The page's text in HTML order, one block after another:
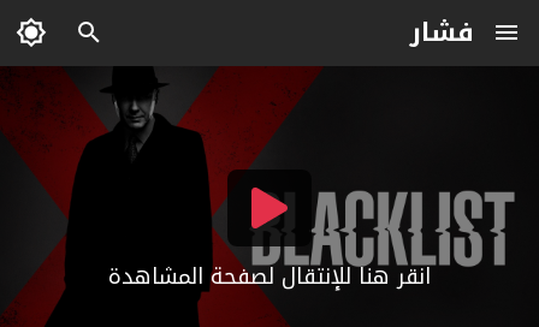
فشار
انقر هنا للإنتقال لصفحة المشاهدة